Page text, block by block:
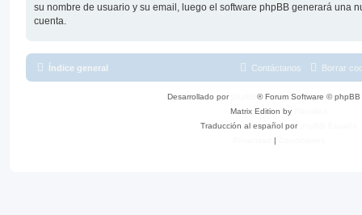
su nombre de usuario y su email, luego el software phpBB generará una
cuenta.
Índice general Borrar
Contáctanos
Desarrollado por
® Forum Software © phpBB
Matrix Edition by
Traducción al español por
|